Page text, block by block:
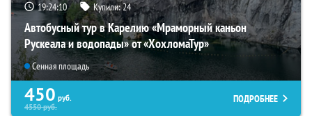
19:24:09 Купили:24
Автобусный тур в Карелию «Мраморный каньон
Рускеала и водопады» от «ХохломаТур»
Сенная площадь
450 руб.
4550руб.
ПОДРОБНЕЕ